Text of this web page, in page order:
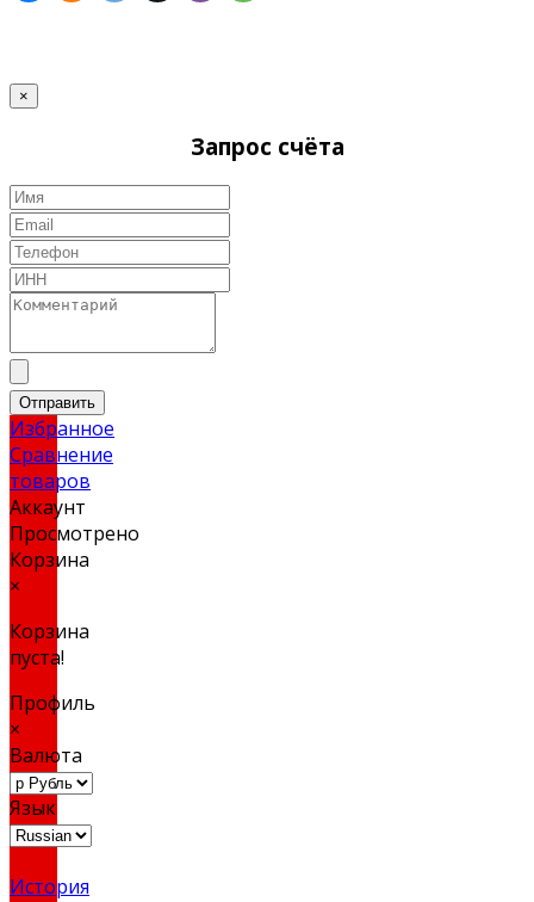
×
Запрос счёта
Отправить
Избранное
Сравнение
товаров
Аккаунт
Просмотрено
Корзина
×
Корзина
пуста!
Профиль
×
Валюта
Язык
История